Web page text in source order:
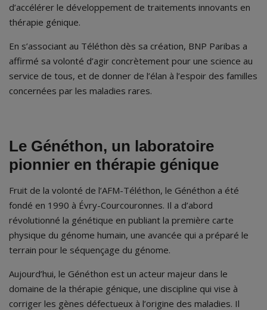
d’accélérer le développement de traitements innovants en
thérapie génique.
En s’associant au Téléthon dès sa création, BNP Paribas a
affirmé sa volonté d’agir concrètement pour une science au
service de tous, et de donner de l’élan à l’espoir des familles
concernées par les maladies rares.
Le Généthon, un laboratoire
pionnier en thérapie génique
Fruit de la volonté de l’AFM-Téléthon, le Généthon a été
fondé en 1990 à Évry-Courcouronnes. Il a d’abord
révolutionné la génétique en publiant la première carte
physique du génome humain, une avancée qui a préparé le
terrain pour le séquençage du génome.
Aujourd’hui, le Généthon est un acteur majeur dans le
domaine de la thérapie génique, une discipline qui vise à
corriger les gènes défectueux à l’origine des maladies. Il